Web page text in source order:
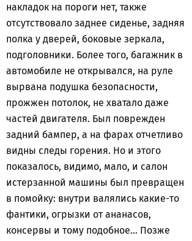
накладок на пороги нет, также
отсутствовало заднее сиденье, задняя
полка у дверей, боковые зеркала,
подголовники. Более того, багажник в
автомобиле не открывался, на руле
вырвана подушка безопасности,
прожжен потолок, не хватало даже
частей двигателя. Был поврежден
задний бампер, а на фарах отчетливо
видны следы горения. Но и этого
показалось, видимо, мало, и салон
истерзанной машины был превращен
в помойку: внутри валялись какие-то
фантики, огрызки от ананасов,
консервы и тому подобное… Позже